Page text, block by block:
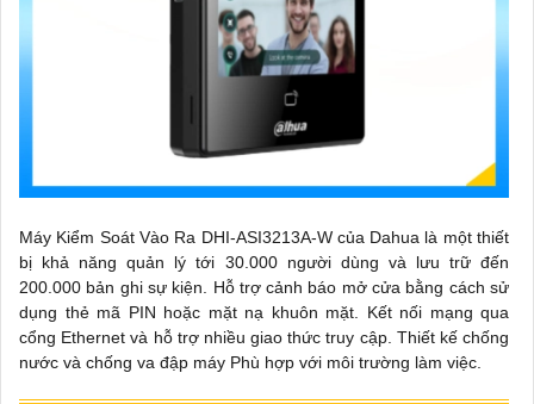
Máy Kiểm Soát Vào Ra DHI-ASI3213A-W của Dahua là một thiết
bị khả năng quản lý tới 30.000 người dùng và lưu trữ đến
200.000 bản ghi sự kiện. Hỗ trợ cảnh báo mở cửa bằng cách sử
dụng thẻ mã PIN hoặc mặt nạ khuôn mặt. Kết nối mạng qua
cổng Ethernet và hỗ trợ nhiều giao thức truy cập. Thiết kế chống
nước và chống va đập máy Phù hợp với môi trường làm việc.